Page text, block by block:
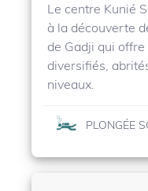
Le centre Kunié
à la découverte
de Gadji qui
diversifiés,
niveaux.
PLONGÉE